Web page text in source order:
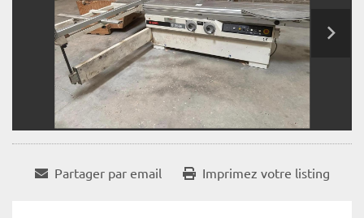
Partager par email Imprimez votre listing